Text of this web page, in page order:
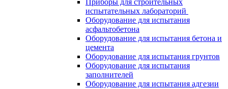
Приборы для строительных
испытательных лабораторий
Оборудование для испытания
асфальтобетона
Оборудование для испытания бетона и
цемента
Оборудование для испытания грунтов
Оборудование для испытания
заполнителей
Оборудование для испытания адгезии